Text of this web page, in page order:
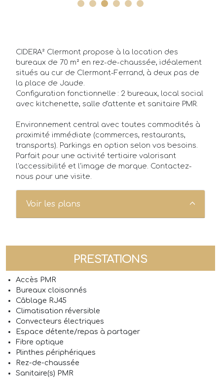
Qui sommes-nous ?
FAQ
CIDERA² Clermont propose à la location des
bureaux de 70 m² en rez-de-chaussée, idéalement
situés au cur de Clermont-Ferrand, à deux pas de
la place de Jaude.
Configuration fonctionnelle : 2 bureaux, local social
avec kitchenette, salle d'attente et sanitaire PMR.
Environnement central avec toutes commodités à
proximité immédiate (commerces, restaurants,
transports). Parkings en option selon vos besoins.
Parfait pour une activité tertiaire valorisant
l'accessibilité et l'image de marque. Contactez-
nous pour une visite.
Voir les plans
PRESTATIONS
Accès PMR
Bureaux cloisonnés
Câblage RJ45
Climatisation réversible
Convecteurs électriques
Espace détente/repas à partager
Fibre optique
Plinthes périphériques
Rez-de-chaussée
Sanitaire(s) PMR